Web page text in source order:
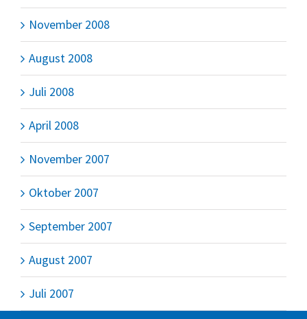
November 2008
August 2008
Juli 2008
April 2008
November 2007
Oktober 2007
September 2007
August 2007
Juli 2007